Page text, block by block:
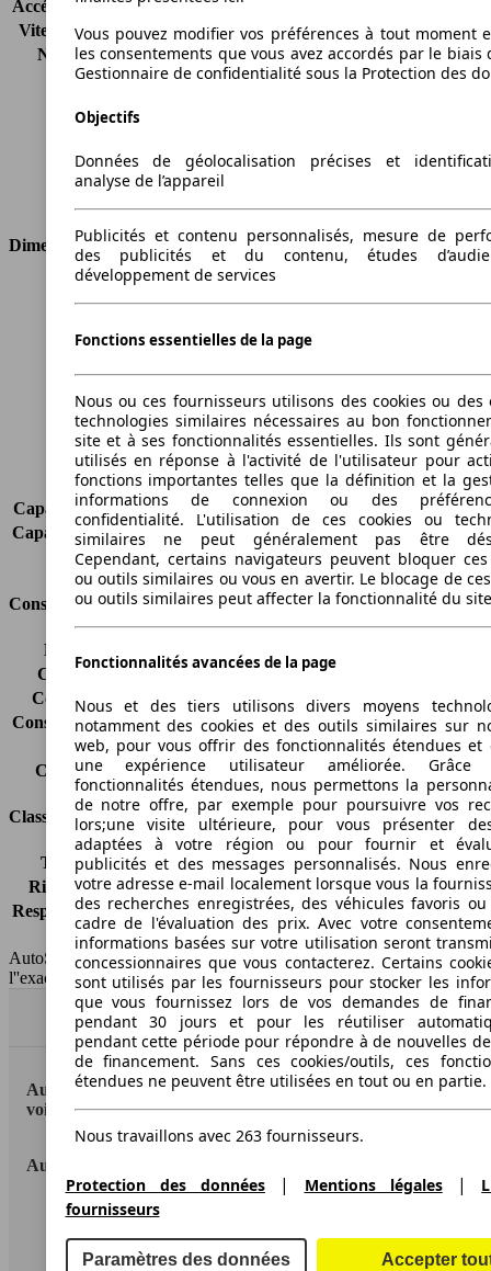
Accélération (0-100 km/h) 6.7s
Vitesse maximale (km/h) 250 km/h
Nombre de vitesses
6
Couple
270 nm
Carburant
Cylindres
6
Transmission
Boîte manuelle
Dimensions
Longueur
Largeur
1782 mm
Charge maximale
405 kg
Portes
2
Sièges
4
Charge sur toit
-
Capacité de remorquage (sans freins) 745 kg
Capacité de remorquage (avec freins) 1600 kg
Volume du coffre
440 l
Consommation
Émissions de CO2*
Consommation (ville)
9.8 l/100km
Consommation (route)
5.7 l/100km
Consommation (combinée)* 7.2 l/100km
Classe d'émissions
Euro 5
Capacité du réservoir
63 l
Classes d'assurance
Tous risques
-
Risques partiels
-
Responsabilité civile -
HSN/TSN
n.c./KE510
AutoScout24 France SAS décline toute responsabilité concernant
l''exactitude des indications fournies.
Haut
AutoScout24: la plus grande plateforme en ligne de
voitures en Europe
AutoScout24
A propos d'AutoScout24
Conditions d'utilisation
Vous pouvez modifier vos préférences à tout moment
les consentements que vous avez accordés par le biais
Gestionnaire de confidentialité sous la Protection des
Objectifs
Données de géolocalisation précises et
analyse de l’appareil
Publicités et contenu personnalisés, mesure de
des publicités et du contenu, études
développement de services
Fonctions essentielles de la page
Nous ou ces fournisseurs utilisons des cookies ou des
technologies similaires nécessaires au bon
site et à ses fonctionnalités essentielles. Ils sont
utilisés en réponse à l'activité de l'utilisateur pour
fonctions importantes telles que la définition et la
informations de connexion ou des
confidentialité. L'utilisation de ces cookies ou
similaires ne peut généralement pas être
Cependant, certains navigateurs peuvent bloquer ces
ou outils similaires ou vous en avertir. Le blocage de
ou outils similaires peut affecter la fonctionnalité du
Fonctionnalités avancées de la page
Nous et des tiers utilisons divers moyens
notamment des cookies et des outils similaires sur
web, pour vous offrir des fonctionnalités étendues et
une expérience utilisateur améliorée.
fonctionnalités étendues, nous permettons la
de notre offre, par exemple pour poursuivre vos
lors;une visite ultérieure, pour vous présenter
adaptées à votre région ou pour fournir et
publicités et des messages personnalisés. Nous
votre adresse e-mail localement lorsque vous la
des recherches enregistrées, des véhicules favoris
cadre de l'évaluation des prix. Avec votre
informations basées sur votre utilisation seront
concessionnaires que vous contacterez. Certains
sont utilisés par les fournisseurs pour stocker les
que vous fournissez lors de vos demandes de
pendant 30 jours et pour les réutiliser
pendant cette période pour répondre à de nouvelles
de financement. Sans ces cookies/outils, ces
étendues ne peuvent être utilisées en tout ou en partie.
Nous travaillons avec 263 fournisseurs.
Protection des données | Mentions légales|
fournisseurs
Paramètres des données Accepter